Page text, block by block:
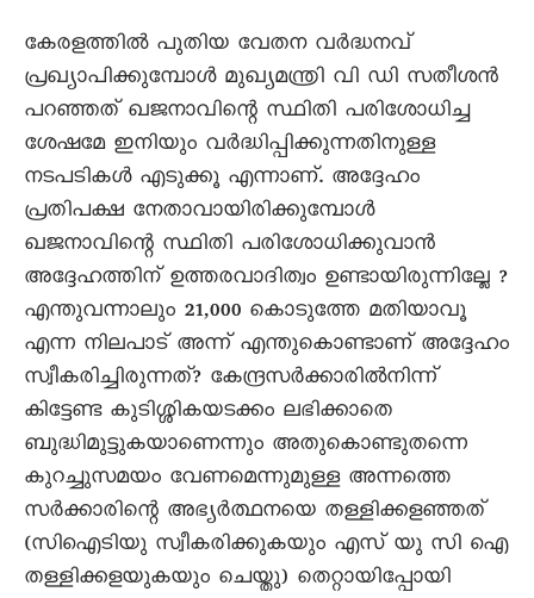
കേരളത്തിൽ പുതിയ വേതന വർദ്ധനവ്
പ്രഖ്യാപിക്കുമ്പോൾ മുഖ്യമന്ത്രി വി ഡി സതീശൻ
പറഞ്ഞത് ഖജനാവിന്റെ സ്ഥിതി പരിശോധിച്ച
ശേഷമേ ഇനിയും വർദ്ധിപ്പിക്കുന്നതിനുള്ള
നടപടികൾ എടുക്കൂ എന്നാണ്. അദ്ദേഹം
പ്രതിപക്ഷ നേതാവായിരിക്കുമ്പോൾ
ഖജനാവിന്റെ സ്ഥിതി പരിശോധിക്കുവാൻ
അദ്ദേഹത്തിന് ഉത്തരവാദിത്വം ഉണ്ടായിരുന്നില്ലേ ?
എന്തുവന്നാലും 21,000 കൊടുത്തേ മതിയാവൂ
എന്ന നിലപാട് അന്ന് എന്തുകൊണ്ടാണ് അദ്ദേഹം
സ്വീകരിച്ചിരുന്നത്? കേന്ദ്രസർക്കാരിൽനിന്ന്
കിട്ടേണ്ട കുടിശ്ശികയടക്കം ലഭിക്കാതെ
ബുദ്ധിമുട്ടുകയാണെന്നും അതുകൊണ്ടുതന്നെ
കുറച്ചുസമയം വേണമെന്നുമുള്ള അന്നത്തെ
സർക്കാരിന്റെ അഭ്യർത്ഥനയെ തള്ളിക്കളഞ്ഞത്
(സിഐടിയു സ്വീകരിക്കുകയും എസ് യു സി ഐ
തള്ളിക്കളയുകയും ചെയ്തു) തെറ്റായിപ്പോയി